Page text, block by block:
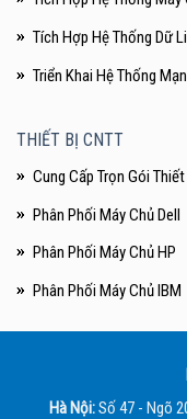
Tích Hợp Hệ Thống Dữ
Triển Khai Hệ Thống
THIẾT BỊ CNTT
Cung Cấp Trọn Gói Thiết
Phân Phối Máy Chủ Dell
Phân Phối Máy Chủ HP
Phân Phối Máy Chủ IBM
Hà Nội:Số 47 - Ngõ